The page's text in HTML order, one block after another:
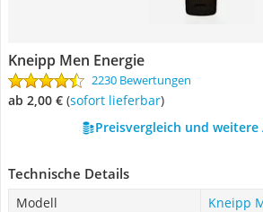
Kneipp Men Energie
2230 Bewertungen
ab 2,00 € ( Sofort lieferbar)
Preisvergleich und weitere
Technische Details
Modell
Kneipp